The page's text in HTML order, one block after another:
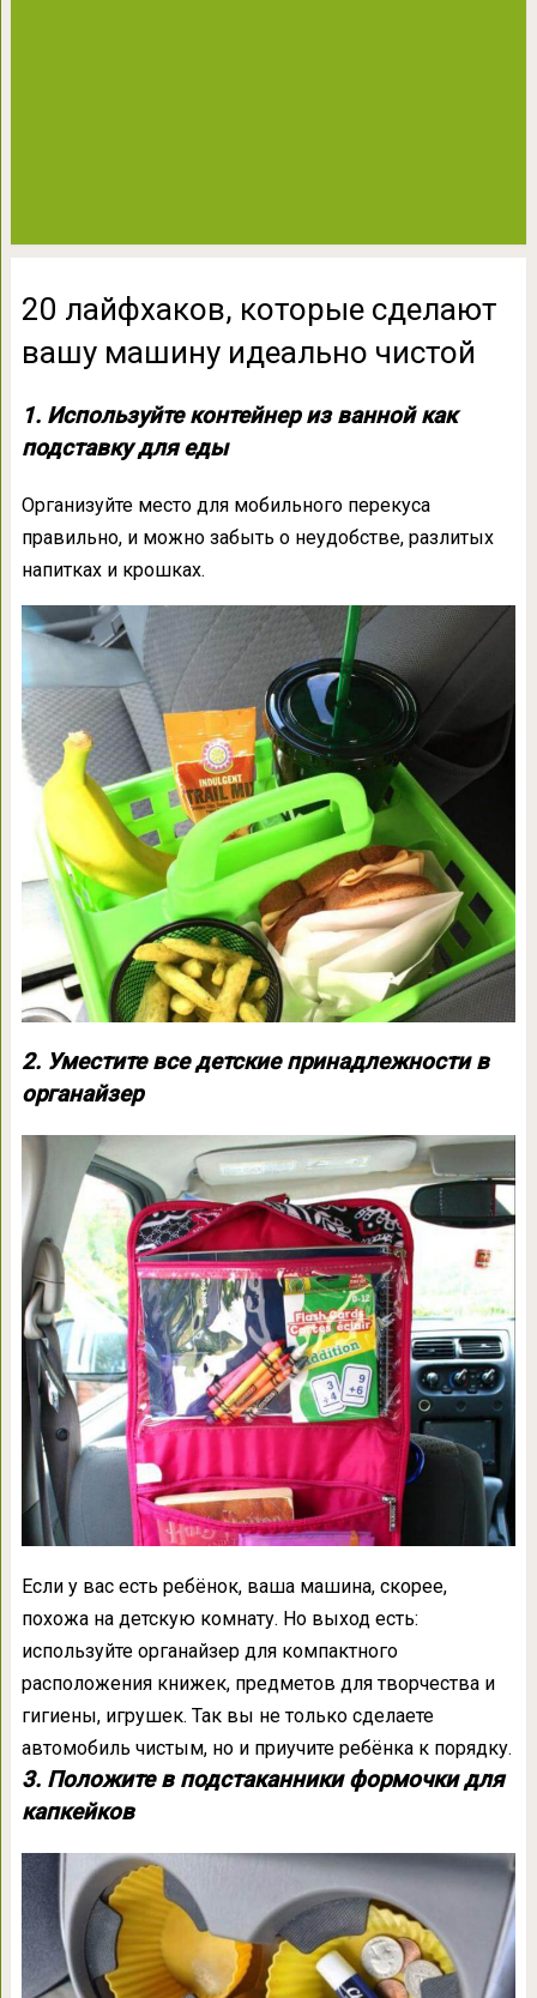
20 лайфхаков, которые сделают
вашу машину идеально чистой
1. Используйте контейнер из ванной как
подставку для еды
Организуйте место для мобильного перекуса
правильно, и можно забыть о неудобстве, разлитых
напитках и крошках.
2. Уместите все детские принадлежности в
органайзер
Если у вас есть ребёнок, ваша машина, скорее,
похожа на детскую комнату. Но выход есть:
используйте органайзер для компактного
расположения книжек, предметов для творчества и
гигиены, игрушек. Так вы не только сделаете
автомобиль чистым, но и приучите ребёнка к порядку.
3. Положите в подстаканники формочки для
капкейков